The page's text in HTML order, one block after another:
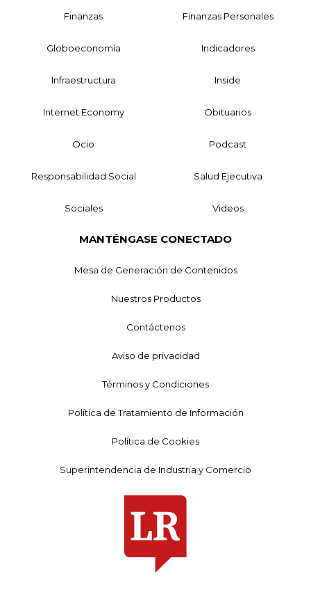
Finanzas Finanzas Personales
Globoeconomía Indicadores
Infraestructura Inside
Internet Economy Obituarios
Ocio Podcast
Responsabilidad Social Salud Ejecutiva
Sociales Videos
MANTÉNGASE CONECTADO
Mesa de Generación de Contenidos
Nuestros Productos
Contáctenos
Aviso de privacidad
Términos y Condiciones
Política de Tratamiento de Información
Política de Cookies
Superintendencia de Industria y Comercio